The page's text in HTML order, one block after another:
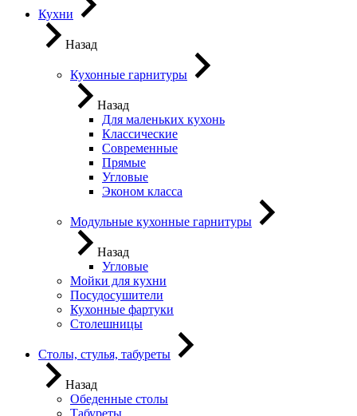
Кухни
Назад
Кухонные гарнитуры
Назад
Для маленьких кухонь
Классические
Современные
Прямые
Угловые
Эконом класса
Модульные кухонные гарнитуры
Назад
Угловые
Мойки для кухни
Посудосушители
Кухонные фартуки
Столешницы
Столы, стулья, табуреты
Назад
Обеденные столы
Табуреты